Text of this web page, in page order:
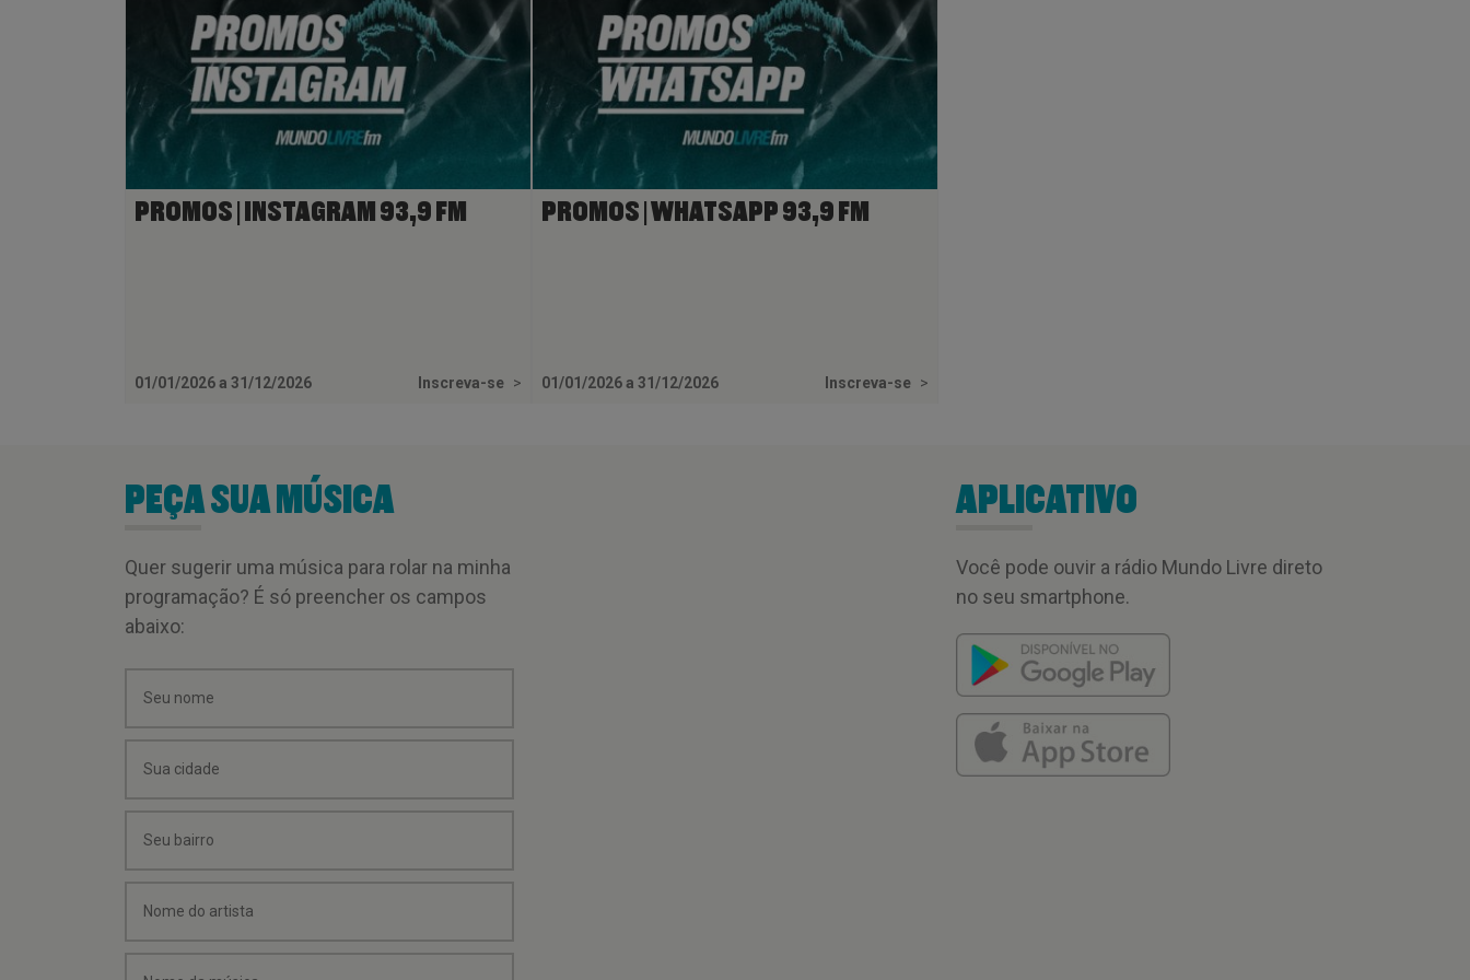
PROMOS | INSTAGRAM 93,9 FM
01/01/2026 a 31/12/2026 Inscreva-se >
PROMOS | WHATSAPP 93,9 FM
01/01/2026 a 31/12/2026 Inscreva-se >
PEÇA SUA MÚSICA
Quer sugerir uma música para rolar na minha
programação? É só preencher os campos
abaixo:
APLICATIVO
Você pode ouvir a rádio Mundo Livre direto
no seu smartphone.